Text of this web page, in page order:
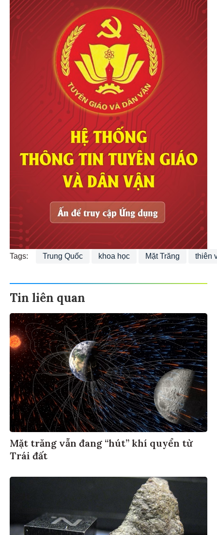
Tags: Trung Quốc khoa học Mặt Trăng thiên
Tin liên quan
Mặt trăng vẫn đang “hút” khí quyển từ
Trái đất